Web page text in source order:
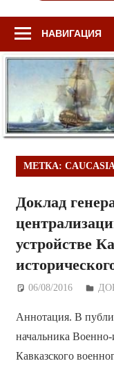
НАВИГАЦИЯ
МЕТКА:
Доклад
устройстве
06/08/2016
Аннотация. В
начальника Военно-
Кавказского